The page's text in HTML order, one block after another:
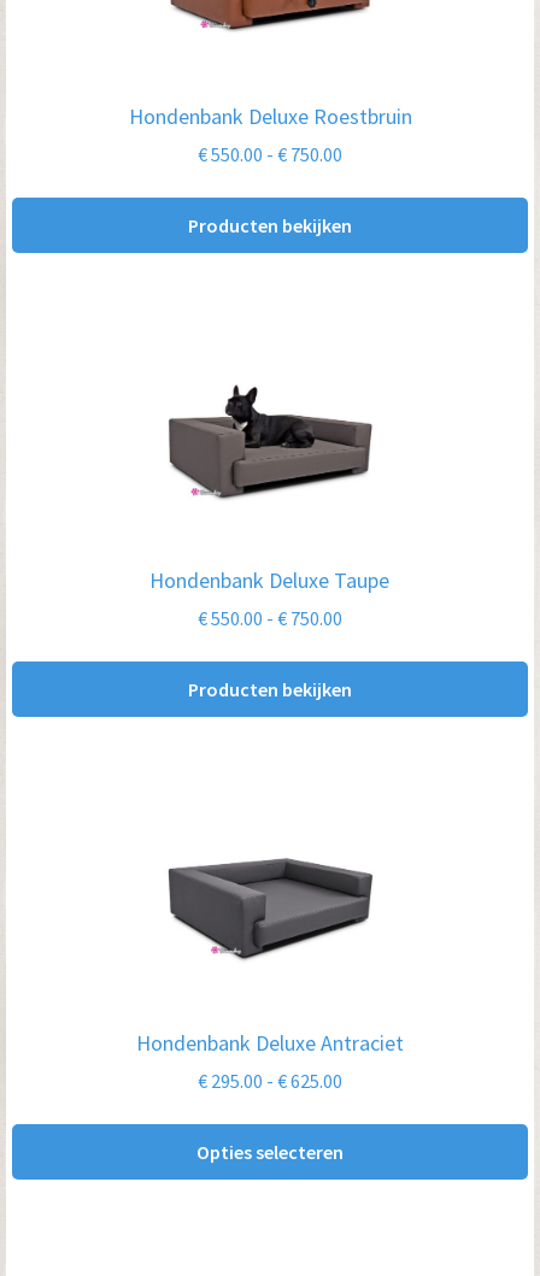
Hondenbank Deluxe Roestbruin
€550.00 - € 750.00
€ 750.00
Producten bekijken
Hondenbank Deluxe Taupe
€550.00 - €750.00Prijsklasse:
€ 750.00
Producten bekijken
Hondenbank Deluxe Antraciet
€ 295.00 - €625.00
€ 625.00
Opties selecteren
heeft
meerdere
variaties.
kan
gekozen
worden
op